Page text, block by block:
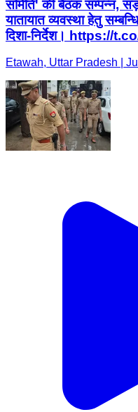
समिति' की बैठक सम्पन्न,
यातायात व्यवस्था हेतु
दिशा-निर्देश। https://
Etawah, Uttar Pradesh |